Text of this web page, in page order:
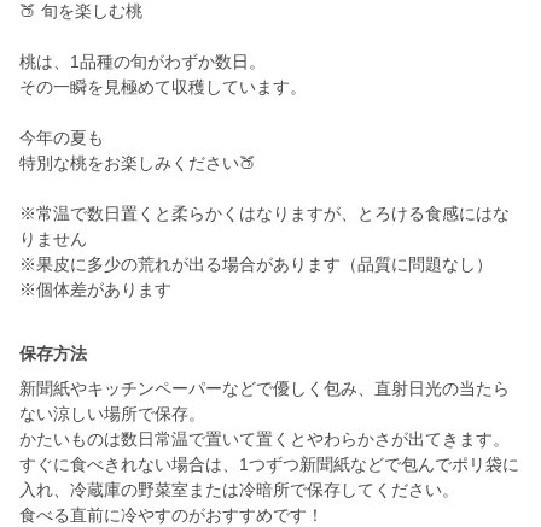
🍑 旬を楽しむ桃
桃は、1品種の旬がわずか数日。
その一瞬を見極めて収穫しています。
今年の夏も
特別な桃をお楽しみください🍑
※常温で数日置くと柔らかくはなりますが、とろける食感にはな
りません
※果皮に多少の荒れが出る場合があります（品質に問題なし）
※個体差があります
保存方法
新聞紙やキッチンペーパーなどで優しく包み、直射日光の当たら
ない涼しい場所で保存。
かたいものは数日常温で置いて置くとやわらかさが出てきます。
すぐに食べきれない場合は、1つずつ新聞紙などで包んでポリ袋に
入れ、冷蔵庫の野菜室または冷暗所で保存してください。
食べる直前に冷やすのがおすすめです！